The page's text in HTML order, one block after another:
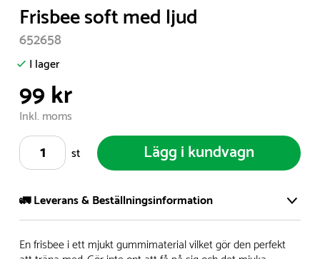
1
of
1
Frisbee soft med ljud
652658
I lager
99 kr
Inkl. moms
st
Lägg i kundvagn
🚛 Leverans & Beställningsinformation
Vi har ett stort och modernt lager på över 8.000 kvm och
En frisbee i ett mjukt gummimaterial vilket gör den perfekt